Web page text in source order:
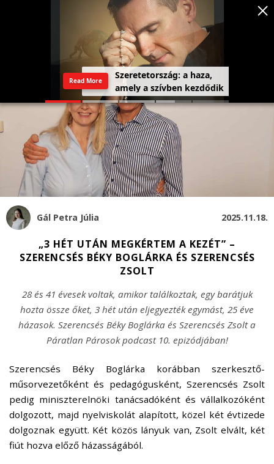
Gál Petra Júlia 2025.11.18.
„3 HÉT UTÁN MEGKÉRTEM A KEZÉT” –
SZERENCSÉS BÉKY BOGLÁRKA ÉS SZERENCSÉS
ZSOLT
28 és 41 évesek voltak, amikor találkoztak, egy barátjuk
hozta össze őket, 3 hét után eljegyezték egymást, 25 éve
házasok. Szerencsés Béky Boglárka és Szerencsés Zsolt a
Páratlan Párosok podcast 10. epizódjában!
Szeretetország: a haza,
amely a szívben kezdődik
Read More
Szerencsés Béky Boglárka korábban szerkesztő-
műsorvezetőként és pedagógusként, Szerencsés Zsolt
pedig miniszterelnöki tanácsadóként és vállalkozóként
dolgozott, majd nyelviskolát alapított, közel két évtizede
dolgoznak együtt. Két közös lányuk van, Zsolt elvált, két
fiút hozva előző házasságából.